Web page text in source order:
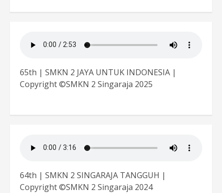
65th | SMKN 2 JAYA UNTUK INDONESIA |
Copyright ©SMKN 2 Singaraja 2025
64th | SMKN 2 SINGARAJA TANGGUH |
Copyright ©SMKN 2 Singaraja 2024